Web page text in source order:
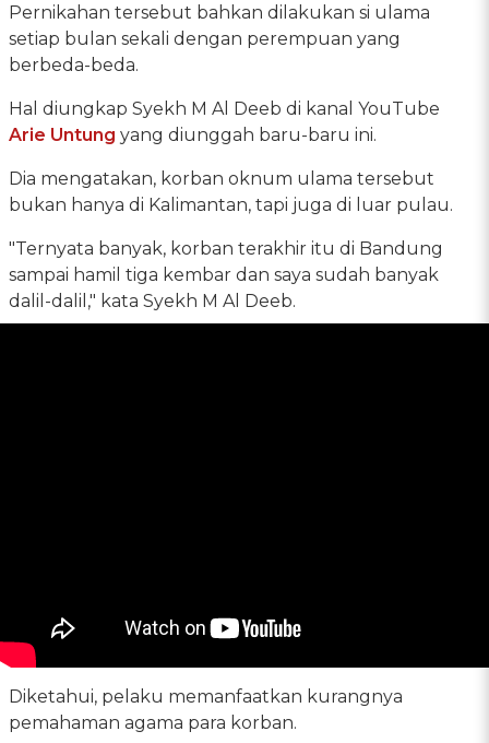
Pernikahan tersebut bahkan dilakukan si ulama
setiap bulan sekali dengan perempuan yang
berbeda-beda.
Hal diungkap Syekh M Al Deeb di kanal YouTube
Arie Untung yang diunggah baru-baru ini.
Dia mengatakan, korban oknum ulama tersebut
bukan hanya di Kalimantan, tapi juga di luar pulau.
"Ternyata banyak, korban terakhir itu di Bandung
sampai hamil tiga kembar dan saya sudah banyak
dalil-dalil," kata Syekh M Al Deeb.
Diketahui, pelaku memanfaatkan kurangnya
pemahaman agama para korban.